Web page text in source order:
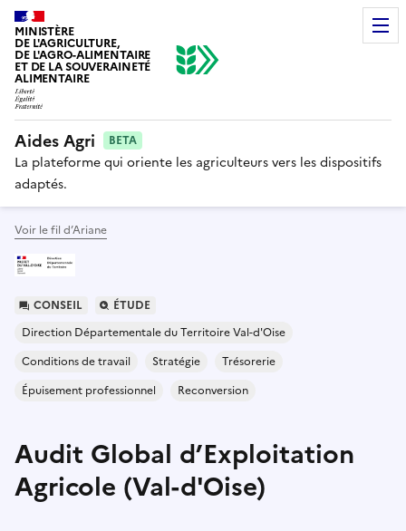
MINISTÈRE
DE L'AGRICULTURE,
DE L'AGRO-ALIMENTAIRE
ET DE LA SOUVERAINETÉ
ALIMENTAIRE
Aides Agri BETA
La plateforme qui oriente les agriculteurs vers les dispositifs
adaptés.
Voir le fil d’Ariane
CONSEIL
ÉTUDE
Direction Départementale du Territoire Val-d'Oise
Conditions de travail
Stratégie
Trésorerie
Épuisement professionnel
Reconversion
Audit Global d’Exploitation
Agricole (Val-d'Oise)